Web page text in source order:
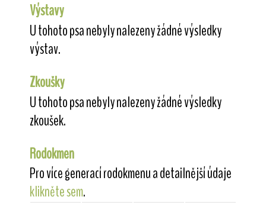
Výstavy
U tohoto psa nebyly nalezeny žádné výsledky
výstav.
Zkoušky
U tohoto psa nebyly nalezeny žádné výsledky
zkoušek.
Rodokmen
Pro více generací rodokmenu a detailnější údaje
klikněte sem.